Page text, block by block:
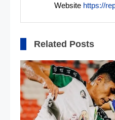
Website https://
Related Posts